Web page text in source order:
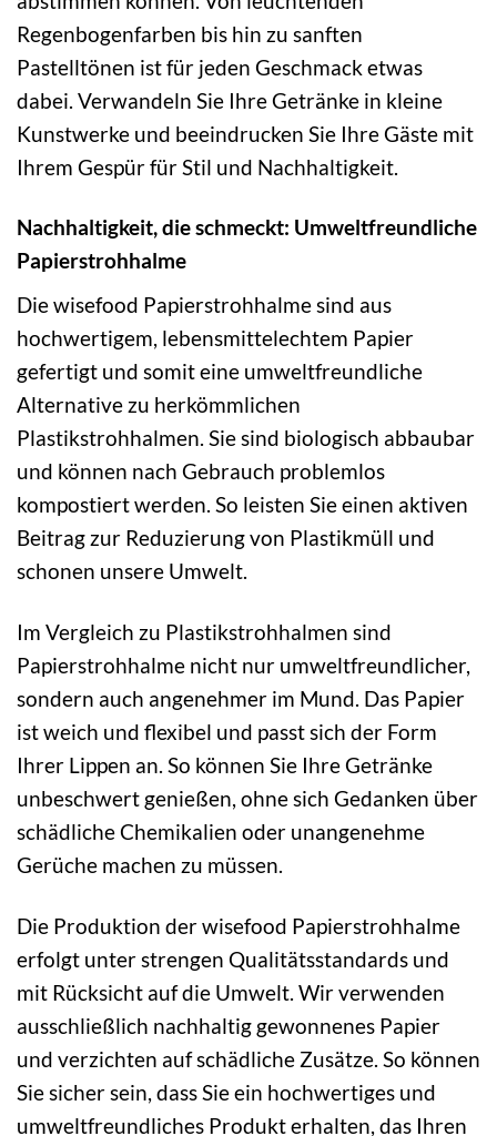
Regenbogenfarben bis hin zu sanften
Pastelltönen ist für jeden Geschmack etwas
dabei. Verwandeln Sie Ihre Getränke in kleine
Kunstwerke und beeindrucken Sie Ihre Gäste mit
Ihrem Gespür für Stil und Nachhaltigkeit.
Nachhaltigkeit, die schmeckt: Umweltfreundliche
Papierstrohhalme
Die wisefood Papierstrohhalme sind aus
hochwertigem, lebensmittelechtem Papier
gefertigt und somit eine umweltfreundliche
Alternative zu herkömmlichen
Plastikstrohhalmen. Sie sind biologisch abbaubar
und können nach Gebrauch problemlos
kompostiert werden. So leisten Sie einen aktiven
Beitrag zur Reduzierung von Plastikmüll und
schonen unsere Umwelt.
Im Vergleich zu Plastikstrohhalmen sind
Papierstrohhalme nicht nur umweltfreundlicher,
sondern auch angenehmer im Mund. Das Papier
ist weich und flexibel und passt sich der Form
Ihrer Lippen an. So können Sie Ihre Getränke
unbeschwert genießen, ohne sich Gedanken über
schädliche Chemikalien oder unangenehme
Gerüche machen zu müssen.
Die Produktion der wisefood Papierstrohhalme
erfolgt unter strengen Qualitätsstandards und
mit Rücksicht auf die Umwelt. Wir verwenden
ausschließlich nachhaltig gewonnenes Papier
und verzichten auf schädliche Zusätze. So können
Sie sicher sein, dass Sie ein hochwertiges und
umweltfreundliches Produkt erhalten, das Ihren